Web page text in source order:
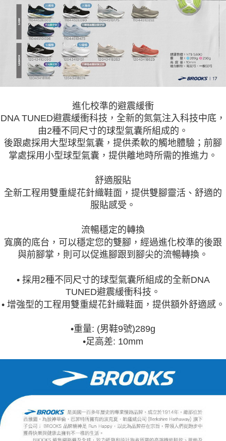
進化校準的避震緩衝
DNA TUNED避震緩衝科技，全新的氮氣注入科技中底，
由2種不同尺寸的球型氣囊所組成的。
後跟處採用大型球型氣囊，提供柔軟的觸地體驗；前腳
掌處採用小型球型氣囊，提供離地時所需的推進力。
舒適服貼
全新工程用雙重緹花針織鞋面，提供雙腳靈活、舒適的
服貼感受。
流暢穩定的轉換
寬廣的底台，可以穩定您的雙腳，經過進化校準的後跟
與前腳掌，則可以促進腳跟到腳尖的流暢轉換。
• 採用2種不同尺寸的球型氣囊所組成的全新DNA
TUNED避震緩衝科技。
• 增強型的工程用雙重緹花針織鞋面，提供額外舒適感。
•重量: (男鞋9號)289g
•足高差: 10mm